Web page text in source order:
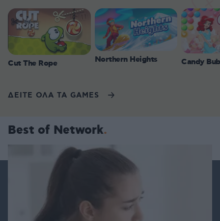
Cut The Rope Northern Heights Candy
ΔΕΙΤΕ ΟΛΑ ΤΑ GAMES
Best of Network